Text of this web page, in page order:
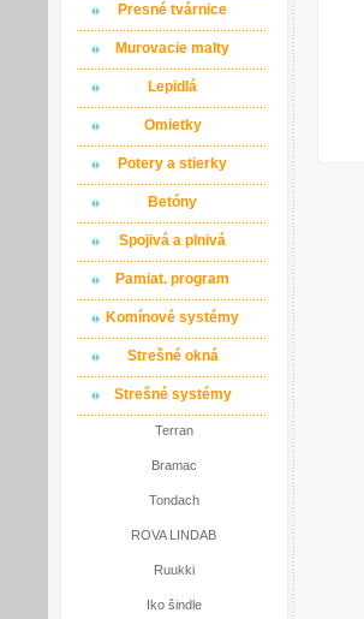
Presné tvárnice
Murovacie malty
Lepidlá
Omietky
Potery a stierky
Betóny
Spojivá a plnivá
Pamiat. program
Komínové systémy
Strešné okná
Strešné systémy
Terran
Bramac
Tondach
ROVA LINDAB
Ruukki
Iko šindle